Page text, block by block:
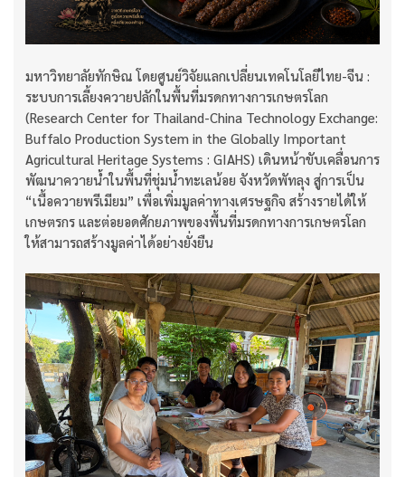
มหาวิทยาลัยทักษิณ โดยศูนย์วิจัยแลกเปลี่ยนเทคโนโลยีไทย-จีน :
ระบบการเลี้ยงควายปลักในพื้นที่มรดกทางการเกษตรโลก
(Research Center for Thailand-China Technology Exchange:
Buffalo Production System in the Globally Important
Agricultural Heritage Systems : GIAHS) เดินหน้าขับเคลื่อนการ
พัฒนาควายน้ำในพื้นที่ชุ่มน้ำทะเลน้อย จังหวัดพัทลุง สู่การเป็น
“เนื้อควายพรีเมียม” เพื่อเพิ่มมูลค่าทางเศรษฐกิจ สร้างรายได้ให้
เกษตรกร และต่อยอดศักยภาพของพื้นที่มรดกทางการเกษตรโลก
ให้สามารถสร้างมูลค่าได้อย่างยั่งยืน